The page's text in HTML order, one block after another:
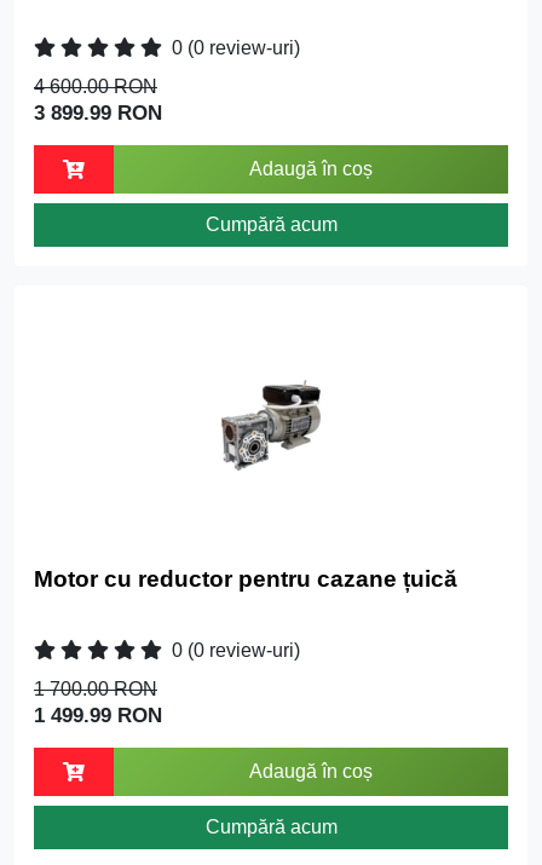
0 (0 review-uri)
4 600.00 RON
3 899.99 RON
Adaugă în coș
Cumpără acum
Motor cu reductor pentru cazane țuică
0 (0 review-uri)
1 700.00 RON
1 499.99 RON
Adaugă în coș
Cumpără acum